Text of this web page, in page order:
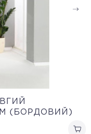
(БОРДОВИЙ)